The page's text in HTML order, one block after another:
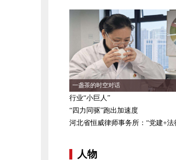
一盏茶的时空对话
行业“小巨人”
“四力同驱”跑出加速度
河北省恒威律师事务所：“党建+法
人物